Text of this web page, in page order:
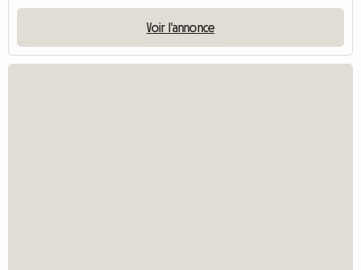
Voir l'annonce